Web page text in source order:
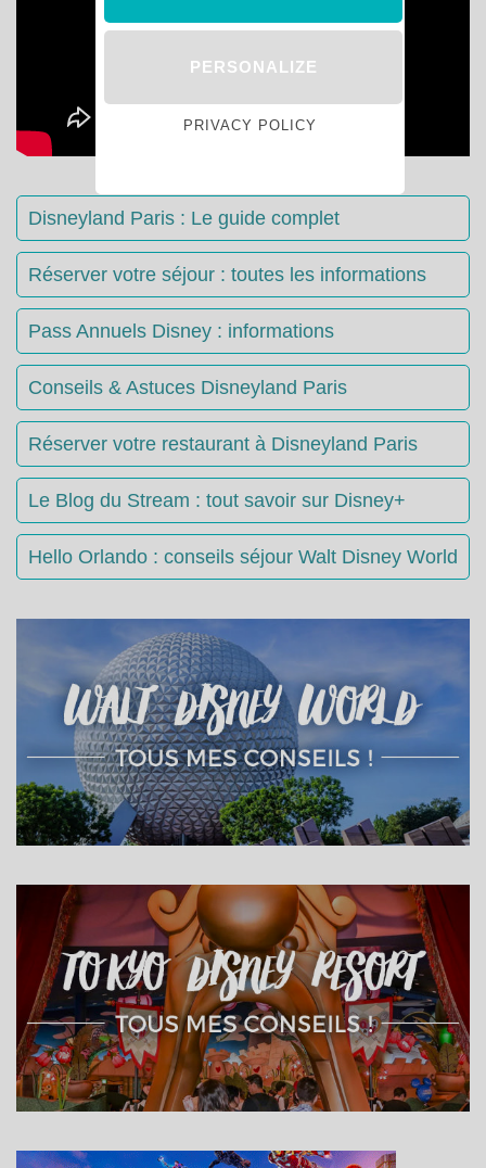
Disneyland Paris : Le guide complet
Réserver votre séjour : toutes les informations
Pass Annuels Disney : informations
Conseils & Astuces Disneyland Paris
Réserver votre restaurant à Disneyland Paris
Le Blog du Stream : tout savoir sur Disney+
Hello Orlando : conseils séjour Walt Disney World
PERSONALIZE
PRIVACY POLICY